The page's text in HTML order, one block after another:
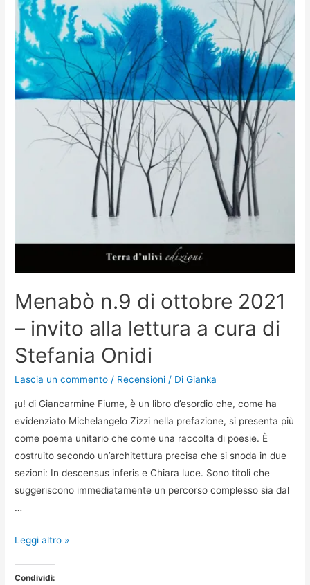
Menabò n.9 di ottobre 2021
– invito alla lettura a cura di
Stefania Onidi
Lascia un commento / Recensioni / DiGianka
¡u! di Giancarmine Fiume, è un libro d’esordio che, come ha
evidenziato Michelangelo Zizzi nella prefazione, si presenta più
come poema unitario che come una raccolta di poesie. È
costruito secondo un’architettura precisa che si snoda in due
sezioni: In descensus inferis e Chiara luce. Sono titoli che
suggeriscono immediatamente un percorso complesso sia dal
…
Menabò
di
Leggi altro »
Condividi: